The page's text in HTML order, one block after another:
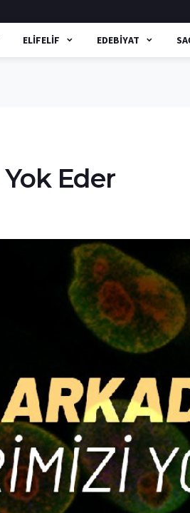
ELIFELIF EDEBIYAT
Eder